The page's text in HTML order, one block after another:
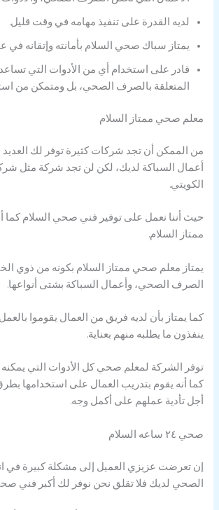
لديه القدرة على تنفيذ مهامه في وقت قليل.
يمتاز سباك صحي السلام بأمانته وإتقانه في
قادر على استخدام أي من الأدوات التي
المتعلقة بالصرف الصحي، بل ومتمكن من
معلم صحي ممتاز السلام
من الممكن أن تجد شركات كثيرة توفر لك العديد
أعمال السباكة لديك، لكن لن تجد شركة مثل
الكويتي.
حيث أننا نعمل على توفير فني صحي السلام كما
ممتاز السلام.
يمتاز معلم صحي ممتاز السلام بكونه من ذوي
الصرف الصحي، وأعمال السباكة بشتى أنواعها.
كما يمتاز بأن لديه فريق من العمال يقوموا
ينفذون ما يطلبه منهم بعناية.
توفر الشركة لمعلم صحي كل الأدوات التي يمكنه
كما أنه يقوم بتدريب العمال على استخدامها
أجل تأدية عملهم على أكمل وجه.
صحي ٢٤ ساعه السلام
إن تعرضت عزيزي العميل إلى مشكلة كبيرة في
الصحي لديك فلا تقلق نحن نوفر لك أكبر فني